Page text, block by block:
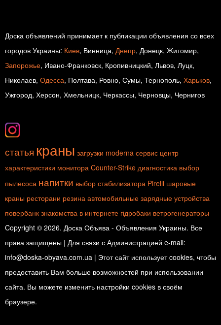
Доска объявлений принимает к публикации объявления со всех
городов Украины: Киев, Винница, Днепр, Донецк, Житомир,
Запорожье, Ивано-Франковск, Кропивницкий, Львов, Луцк,
Николаев, Одесса, Полтава, Ровно, Сумы, Тернополь, Харьков,
Ужгород, Херсон, Хмельницк, Черкассы, Черновцы, Чернигов
статья краны загрузки moderna сервис центр
характеристики монитора Counter-Strike диагностика выбор
пылесоса напитки выбор стабилизатора Pirelli шаровые
краны ресторани резина автомобильные зарядные устройства
повербанк знакомства в интернете гідробаки ветрогенераторы
Copyright © 2026. Доска Объява - Объявления Украины. Все
права защищены | Для связи с Администрацией e-mail:
info@doska-obyava.com.ua | Этот сайт использует cookies, чтобы
предоставить Вам больше возможностей при использовании
сайта. Вы можете изменить настройки cookies в своём
браузере.